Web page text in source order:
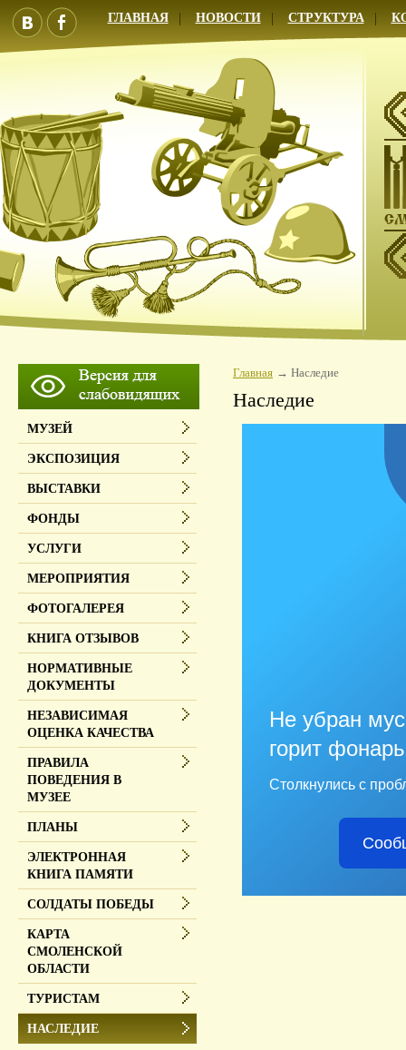
ГЛАВНАЯ НОВОСТИ СТРУКТУРА
Главная Наследие
Наследие
Не убран
горит
Столкнулись с
МУЗЕЙ
ЭКСПОЗИЦИЯ
ВЫСТАВКИ
ФОНДЫ
УСЛУГИ
МЕРОПРИЯТИЯ
ФОТОГАЛЕРЕЯ
КНИГА ОТЗЫВОВ
НОРМАТИВНЫЕ
ДОКУМЕНТЫ
НЕЗАВИСИМАЯ
ОЦЕНКА КАЧЕСТВА
ПРАВИЛА
ПОВЕДЕНИЯ В
МУЗЕЕ
ПЛАНЫ
ЭЛЕКТРОННАЯ
КНИГА ПАМЯТИ
СОЛДАТЫ ПОБЕДЫ
КАРТА
СМОЛЕНСКОЙ
ОБЛАСТИ
ТУРИСТАМ
НАСЛЕДИЕ